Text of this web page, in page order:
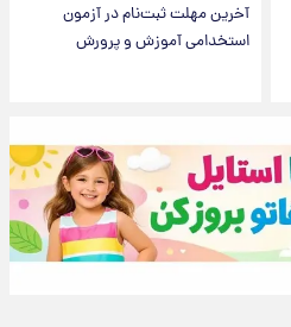
آخرین مهلت ثبت‌نام در آزمون
استخدامی آموزش و پرورش